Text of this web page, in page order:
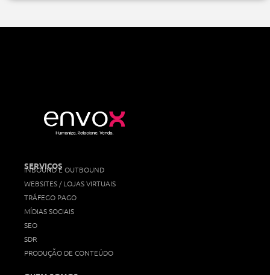
SERVIÇOS
INBOUND E OUTBOUND
WEBSITES / LOJAS VIRTUAIS
TRÁFEGO PAGO
MÍDIAS SOCIAIS
SEO
SDR
PRODUÇÃO DE CONTEÚDO